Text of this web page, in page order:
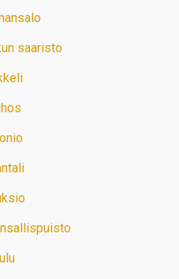
saaristo